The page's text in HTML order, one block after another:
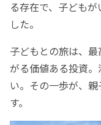
る存在で、子ども
した。
子どもとの旅は、
がる価値ある投資
い。その一歩が、
す。